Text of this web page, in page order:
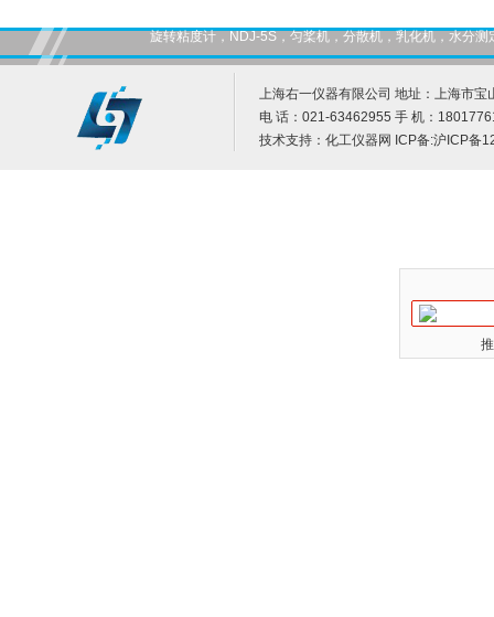
旋转粘度计，NDJ-5S，匀桨机，分散机，乳化机，水分
上海右一仪器有限公司 地址：上海市宝
电 话：021-63462955 手 机：
技术支持： 化工仪器网 ICP备:沪ICP备